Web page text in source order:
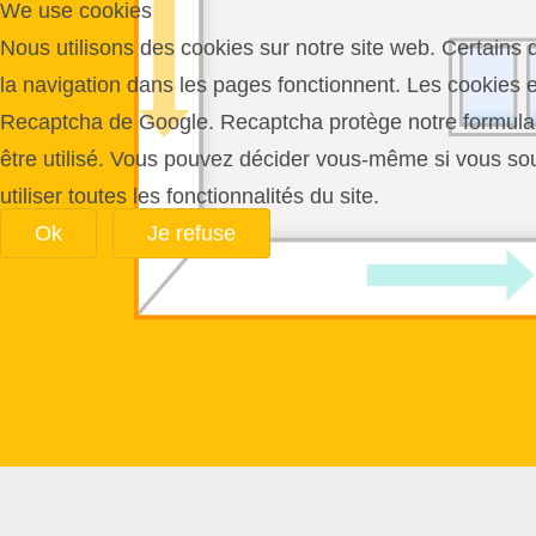
We use cookies
Nous utilisons des cookies sur notre site web.
la navigation dans les pages fonctionnent. Les
Recaptcha de Google. Recaptcha protège notre
être utilisé. Vous pouvez décider vous-même si vous
utiliser toutes les fonctionnalités du site.
Ok
Je refuse